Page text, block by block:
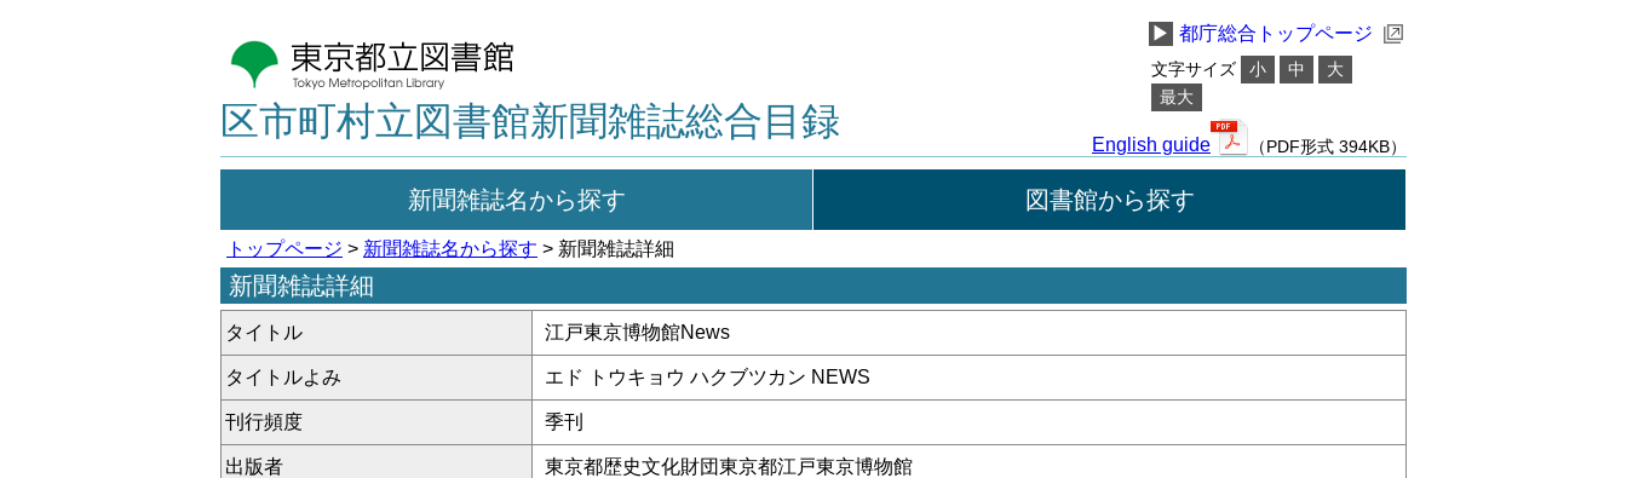
区市町村立図書館新聞雑誌総合目録
▶ 都庁総合トップページ
文字サイズ 小 中
大
最大
English guide （PDF形式 394KB）
新聞雑誌名から探す 図書館から探す
トップページ > 新聞雑誌名から探す > 新聞雑誌詳細
新聞雑誌詳細
タイトル 江戸東京博物館News
タイトルよみ エド トウキョウ ハクブツカン NEWS
刊行頻度 季刊
出版者 東京都歴史文化財団東京都江戸東京博物館